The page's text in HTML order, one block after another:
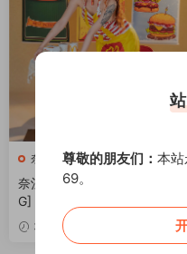
奈汐酱
奈汐酱nice 麦麦 [80P1V-1.63
G]
3周前 VIP
尊敬的朋友们： 本
69。